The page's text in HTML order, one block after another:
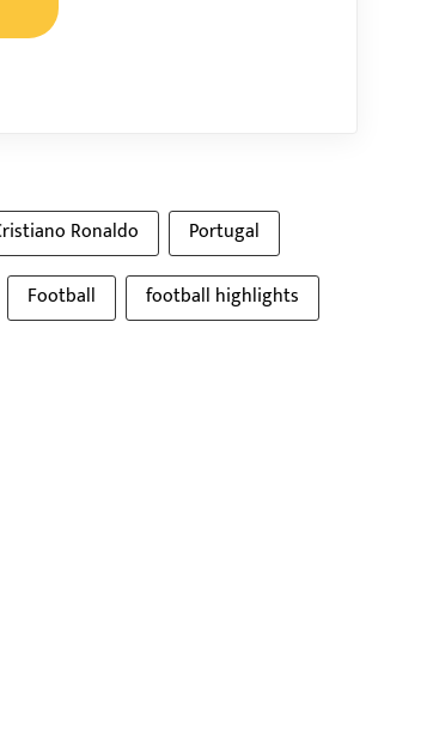
Ronaldo
Portugal
Football
football highlights